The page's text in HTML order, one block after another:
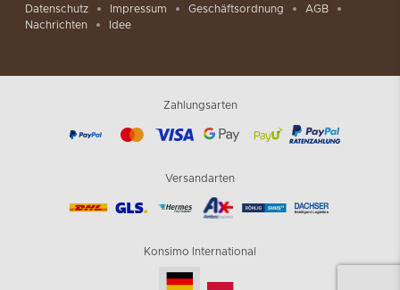
Datenschutz Impressum Geschäftsordnung
AGB
Nachrichten
Idee
Zahlungsarten
Versandarten
Konsimo International